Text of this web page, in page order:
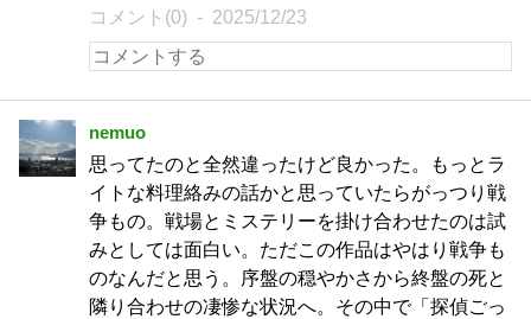
コメント(0) 2025/12/23
nemuo
思ってたのと全然違ったけど良かった。もっとラ
イトな料理絡みの話かと思っていたらがっつり戦
争もの。戦場とミステリーを掛け合わせたのは試
みとしては面白い。ただこの作品はやはり戦争も
のなんだと思う。序盤の穏やかさから終盤の死と
隣り合わせの凄惨な状況へ。その中で「探偵ごっ